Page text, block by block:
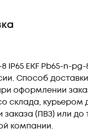
EKF Pb65-n-
Способ
оформлении
склада, курьером
заказа (ПВЗ) или
компании.